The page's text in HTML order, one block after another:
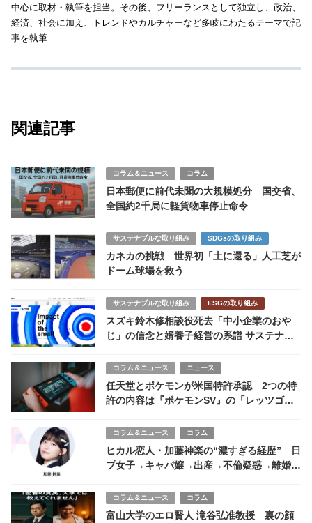
中心に取材・執筆を担当。その後、フリーランスとして独立し、政治、
経済、社会に加え、トレンドやカルチャーなど多岐にわたるテーマで記
事を執筆
関連記事
コラム＆ニュース コラム
日本郵便に前代未聞の大規模処分 国交省、
全国約2千局に軽貨物車停止命令
サステナブルな取り組み SDGsの取り組み
カネカの挑戦 世界初「土に還る」人工芝が
ドーム球場を救う
サステナブルな取り組み ESGの取り組み
スズキ鈴木修相談役死去「中小企業のおや
じ」の信念と婿養子経営の系譜 サステナビ
コラム＆ニュース ニュース
任天堂とポケモンが米国特許承認 2つの特
許の内容は『ポケモンSV』の「レッツゴ
コラム＆ニュース コラム
ヒカル恋人・加藤神楽の“濃すぎる経歴” 日
プ女子→キャバ嬢→出産→不倫疑惑→離婚の
コラム＆ニュース コラム
富山大学のエロ賢人 滝谷弘准教授 裏の顔